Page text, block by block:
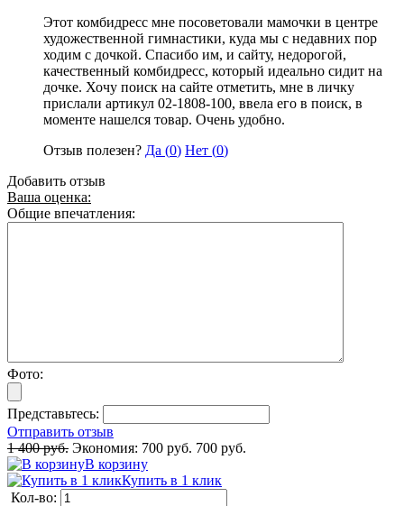
Этот комбидресс мне посоветовали мамочки в центре
художественной гимнастики, куда мы с недавних пор
ходим с дочкой. Спасибо им, и сайту, недорогой,
качественный комбидресс, который идеально сидит на
дочке. Хочу поиск на сайте отметить, мне в личку
прислали артикул 02-1808-100, ввела его в поиск, в
моменте нашелся товар. Очень удобно.
Отзыв полезен? Да (0) Нет (0)
Добавить отзыв
Ваша оценка:
Общие впечатления:
Фото:
Представьтесь:
Отправить отзыв
1 400 руб. Экономия: 700 руб. 700 руб.
В корзину
Купить в 1 клик
Кол-во: